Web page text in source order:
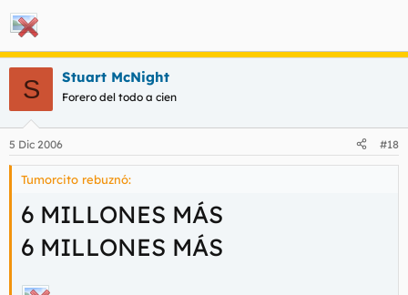
S Stuart McNight
Forero del todo a cien
5 Dic 2006 #18
Tumorcito rebuznó:
6 MILLONES MÁS
6 MILLONES MÁS